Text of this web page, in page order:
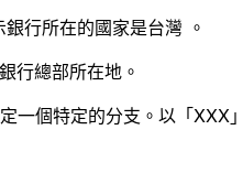
行所在的國家是台灣 。
行總部所在地。
一個特定的分支。以「XXX